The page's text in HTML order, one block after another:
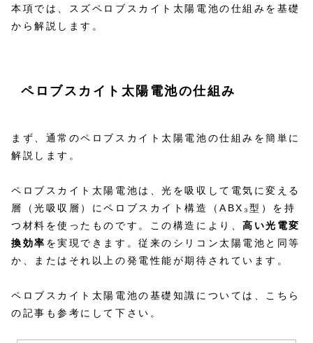
本項では、スズペロブスカイト太陽電池の仕組みを基礎
から解説します。
ペロブスカイト太陽電池の仕組み
まず、通常のペロブスカイト太陽電池の仕組みを簡単に
解説します。
ペロブスカイト太陽電池は、光を吸収して電気に変える
層（光吸収層）にペロブスカイト構造（ABX₃型）を持
つ材料を使ったものです。この構造により、高い光電変
換効率 を実現できます。従来のシリコン太陽電池と同等
か、またはそれ以上の発電性能が期待されています。
ペロブスカイト太陽電池の基礎知識については、こちら
の記事も参考にして下さい。